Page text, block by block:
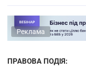
Реклама
ПРАВОВА ПОДІЯ: